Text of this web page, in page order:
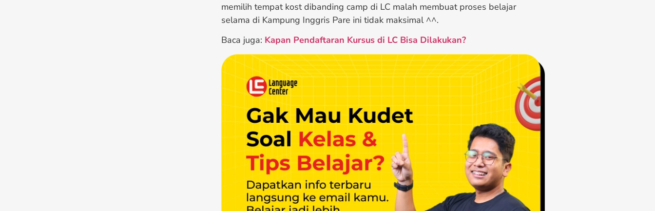
memilih tempat kost dibanding camp di LC malah membuat proses belajar
selama di Kampung Inggris Pare ini tidak maksimal ^^.
Baca juga: Kapan Pendaftaran Kursus di LC Bisa Dilakukan?